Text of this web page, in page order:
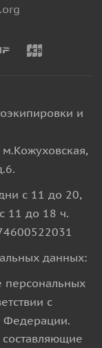
и
с 11 до 20,
11 до 18 ч.
данных:
персональных
с
Федерации.